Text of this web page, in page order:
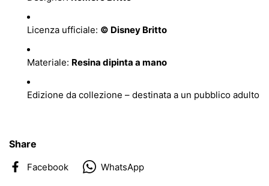
Licenza ufficiale: © Disney Britto
Materiale: Resina dipinta a mano
Edizione da collezione – destinata a un pubblico adulto
Share
Facebook WhatsApp